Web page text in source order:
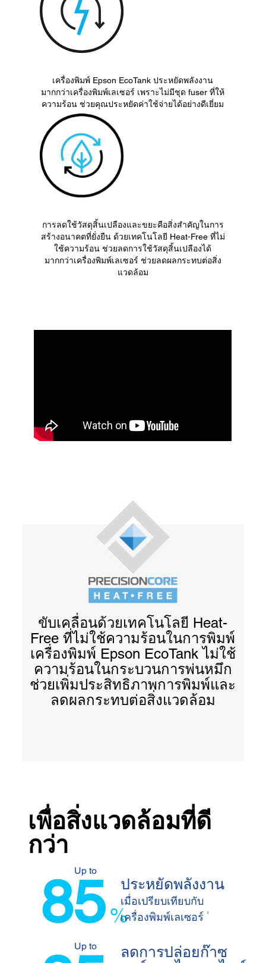
เครื่องพิมพ์ Epson EcoTank ประหยัดพลังงาน
มากกว่าเครื่องพิมพ์เลเซอร์ เพราะไม่มีชุด fuser ที่ให้
ความร้อน ช่วยคุณประหยัดค่าใช้จ่ายได้อย่างดีเยี่ยม
การลดใช้วัสดุสิ้นเปลืองและขยะคือสิ่งสำคัญในการ
สร้างอนาคตที่ยั่งยืน ด้วยเทคโนโลยี Heat-Free ที่ไม่
ใช้ความร้อน ช่วยลดการใช้วัสดุสิ้นเปลืองได้
มากกว่าเครื่องพิมพ์เลเซอร์ ช่วยลดผลกระทบต่อสิ่ง
แวดล้อม
ขับเคลื่อนด้วยเทคโนโลยี Heat-
Free ที่ไม่ใช้ความร้อนในการพิมพ์
เครื่องพิมพ์ Epson EcoTank ไม่ใช้
ความร้อนในกระบวนการพ่นหมึก
ช่วยเพิ่มประสิทธิภาพการพิมพ์และ
ลดผลกระทบต่อสิ่งแวดล้อม
เพื่อสิ่งแวดล้อมที่ดี
กว่า
85 %
Up to
ประหยัดพลังงาน
เมื่อเปรียบเทียบกับ
เครื่องพิมพ์เลเซอร์
1
Up to
ลดการปล่อยก๊าซ